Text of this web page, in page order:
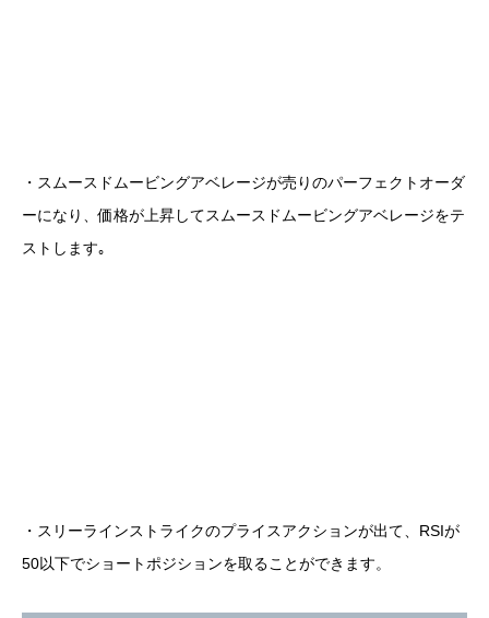
・スムースドムービングアベレージが売りのパーフェクトオーダ
ーになり、価格が上昇してスムースドムービングアベレージをテ
ストします｡
・スリーラインストライクのプライスアクションが出て、RSIが
50以下でショートポジションを取ることができます。